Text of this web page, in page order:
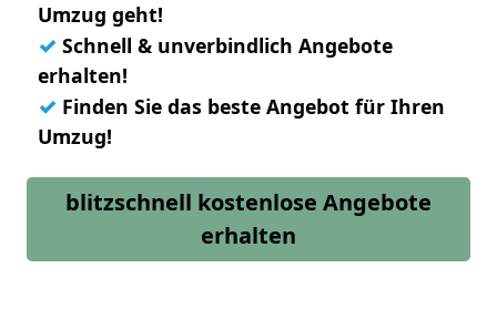
Umzug geht!
✓ Schnell & unverbindlich Angebote
erhalten!
✓ Finden Sie das beste Angebot für Ihren
Umzug!
blitzschnell kostenlose Angebote
erhalten